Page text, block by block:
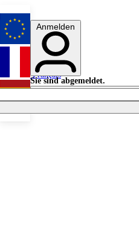
English
Français
Anmelden
Sie sind abgemeldet.
Anmelden
Licht aus